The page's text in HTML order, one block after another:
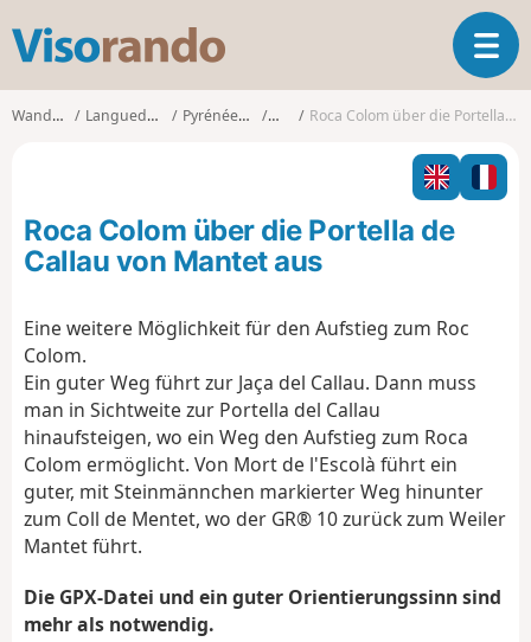
s
o
o
T
o
g
l
n
Wanderungen Languedoc-Roussillon Pyrénées-Orientales MantetRoca Colom über die Portella de Callau von Mantet aus
Roca Colom über die Portella de
Callau von Mantet aus
Eine weitere Möglichkeit für den Aufstieg zum Roc
Colom.
Ein guter Weg führt zur Jaça del Callau. Dann muss
man in Sichtweite zur Portella del Callau
hinaufsteigen, wo ein Weg den Aufstieg zum Roca
Colom ermöglicht. Von Mort de l'Escolà führt ein
guter, mit Steinmännchen markierter Weg hinunter
zum Coll de Mentet, wo der GR® 10 zurück zum Weiler
Mantet führt.
Die GPX-Datei und ein guter Orientierungssinn sind
mehr als notwendig.